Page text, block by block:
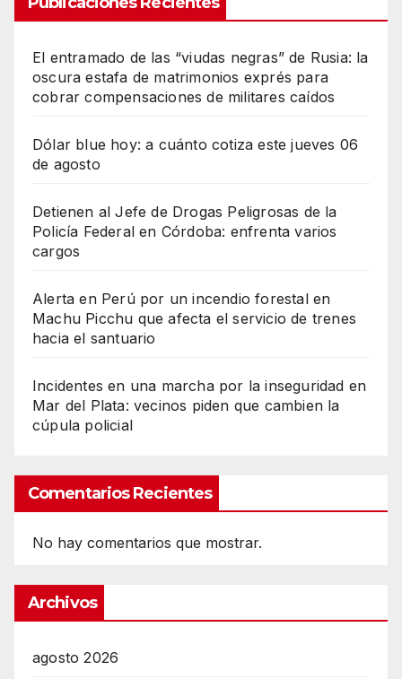
El entramado de las “viudas negras” de Rusia: la
oscura estafa de matrimonios exprés para
cobrar compensaciones de militares caídos
Dólar blue hoy: a cuánto cotiza este jueves 06
de agosto
Detienen al Jefe de Drogas Peligrosas de la
Policía Federal en Córdoba: enfrenta varios
cargos
Alerta en Perú por un incendio forestal en
Machu Picchu que afecta el servicio de trenes
hacia el santuario
Incidentes en una marcha por la inseguridad en
Mar del Plata: vecinos piden que cambien la
cúpula policial
Comentarios Recientes
No hay comentarios que mostrar.
Archivos
agosto 2026